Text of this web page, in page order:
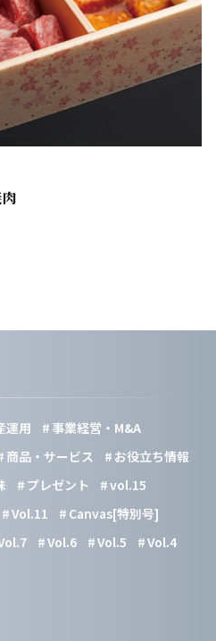
運用
事業経営・M&A
商品・サービス
お役立ち情報
プレゼント
vol.15
Vol.11
Canvas[特別号]
Vol.6 Vol.5
Vol.4